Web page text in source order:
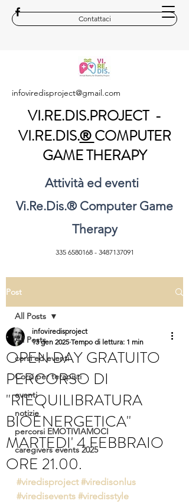
Contattaci
VI.RE.DIS.PROJECT -
VI.RE.DIS.® COMPUTER
GAME THERAPY
335 6580168- 3487137091
Attività ed eventi
Vi.Re.Dis.® Computer Game
Therapy
infoviredisproject@gmail.com
Post
All Posts
corsi ed eventi
Corsi per terapisti
eventi
notizie
percorsi EMOTIVIAMOCI
caregivers events 2025
All Posts
OPEN DAY GRATUITO
PERCORSO DI
"RIEQUILIBRATURA
BIOENERGETICA"
MARTEDI' 4 FEBBRAIO
ORE 21.00.
infoviredisproject
13 gen 2025 Tempo di lettura: 1 min
#viredisproject #viredisonlus
#viredisevents #viredisstyle